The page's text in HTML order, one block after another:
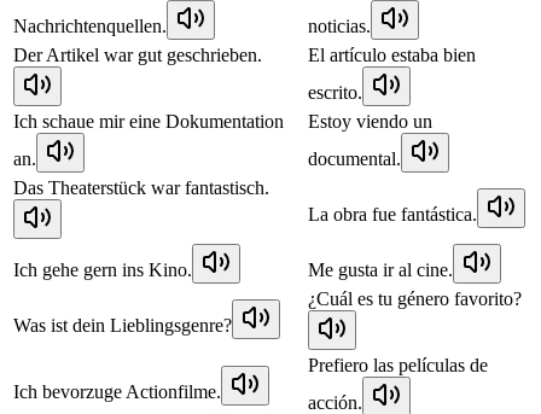
Nachrichtenquellen.
noticias.
Der Artikel war gut geschrieben.
El artículo estaba bien
escrito.
Ich schaue mir eine Dokumentation
an.
Estoy viendo un
documental.
Das Theaterstück war fantastisch.
La obra fue fantástica.
Ich gehe gern ins Kino. Me gusta ir al cine.
Was ist dein Lieblingsgenre?
¿Cuál es tu género favorito?
Ich bevorzuge Actionfilme.
Prefiero las películas de
acción.